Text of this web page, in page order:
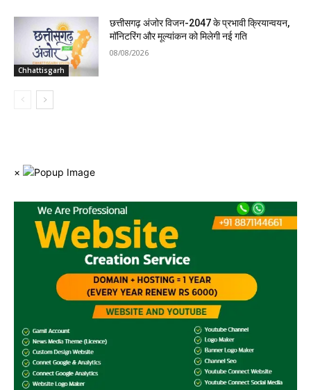
Chhattisgarh
छत्तीसगढ़ अंजोर विजन-2047 के प्रभावी क्रियान्वयन,
मॉनिटरिंग और मूल्यांकन को मिलेगी नई गति
08/08/2026
×